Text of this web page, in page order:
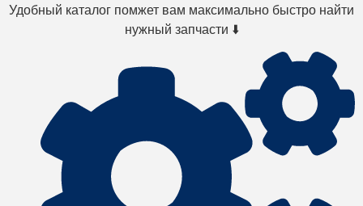
Удобный каталог помжет вам максимально быстро найти
нужный запчасти ⬇️